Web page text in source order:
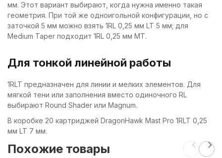
мм. Этот вариант выбирают, когда нужна именно такая
геометрия. При той же одноигольной конфигурации, но с
заточкой 5 мм можно взять 1RL 0,25 мм LT 5 мм; для
Medium Taper подходит 1RL 0,25 мм MT.
Для тонкой линейной работы
1RLT предназначен для линии и мелких элементов. Для
мягкой тени или заполнения вместо одиночного RL
выбирают Round Shader или Magnum.
В коробке 20 картриджей DragonHawk Mast Pro 1RLT 0,25
мм LT 7 мм.
Похожие товары